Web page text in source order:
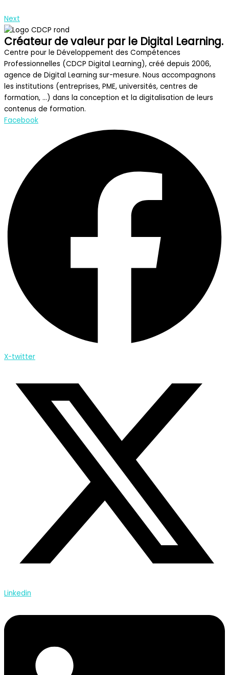
Next
Créateur de valeur par le Digital Learning.
Centre pour le Développement des Compétences
Professionnelles (CDCP Digital Learning), créé depuis 2006,
agence de Digital Learning sur-mesure. Nous accompagnons
les institutions (entreprises, PME, universités, centres de
formation, …) dans la conception et la digitalisation de leurs
contenus de formation.
Facebook
X-twitter
Linkedin